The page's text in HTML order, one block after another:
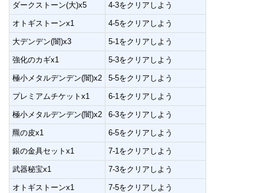
ダークストーン(大)x5 4-3をクリアしよう
オトギストーンx1 4-5をクリアしよう
大デンデン(闇)x3 5-1をクリアしよう
強化のカギx1 5-3をクリアしよう
極小メタルデンデン(闇)x2 5-5をクリアしよう
プレミアムチケットx1 6-1をクリアしよう
極小メタルデンデン(闇)x2 6-3をクリアしよう
羆の皮x1 6-5をクリアしよう
銀の金具セットx1 7-1をクリアしよう
武器秘宝x1 7-3をクリアしよう
オトギストーンx1 7-5をクリアしよう